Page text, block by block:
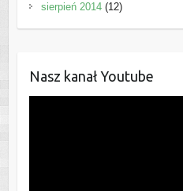
sierpień 2014(12)
Nasz kanał Youtube